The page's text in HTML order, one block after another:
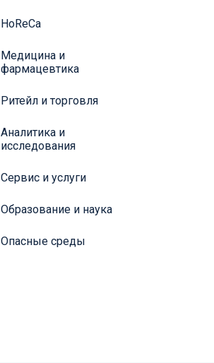
HoReCa
Медицина и
фармацевтика
Ритейл и торговля
Аналитика и
исследования
Сервис и услуги
Образование и наука
Опасные среды